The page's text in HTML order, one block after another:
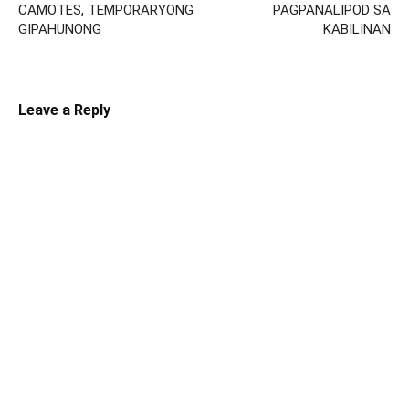
CAMOTES, TEMPORARYONG
GIPAHUNONG
PAGPANALIPOD SA
KABILINAN
Leave a Reply